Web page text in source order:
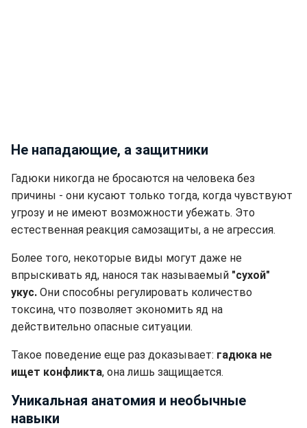
Не нападающие, а защитники
Гадюки никогда не бросаются на человека без
причины - они кусают только тогда, когда чувствуют
угрозу и не имеют возможности убежать. Это
естественная реакция самозащиты, а не агрессия.
Более того, некоторые виды могут даже не
впрыскивать яд, нанося так называемый "сухой"
укус. Они способны регулировать количество
токсина, что позволяет экономить яд на
действительно опасные ситуации.
Такое поведение еще раз доказывает: гадюка не
ищет конфликта, она лишь защищается.
Уникальная анатомия и необычные
навыки